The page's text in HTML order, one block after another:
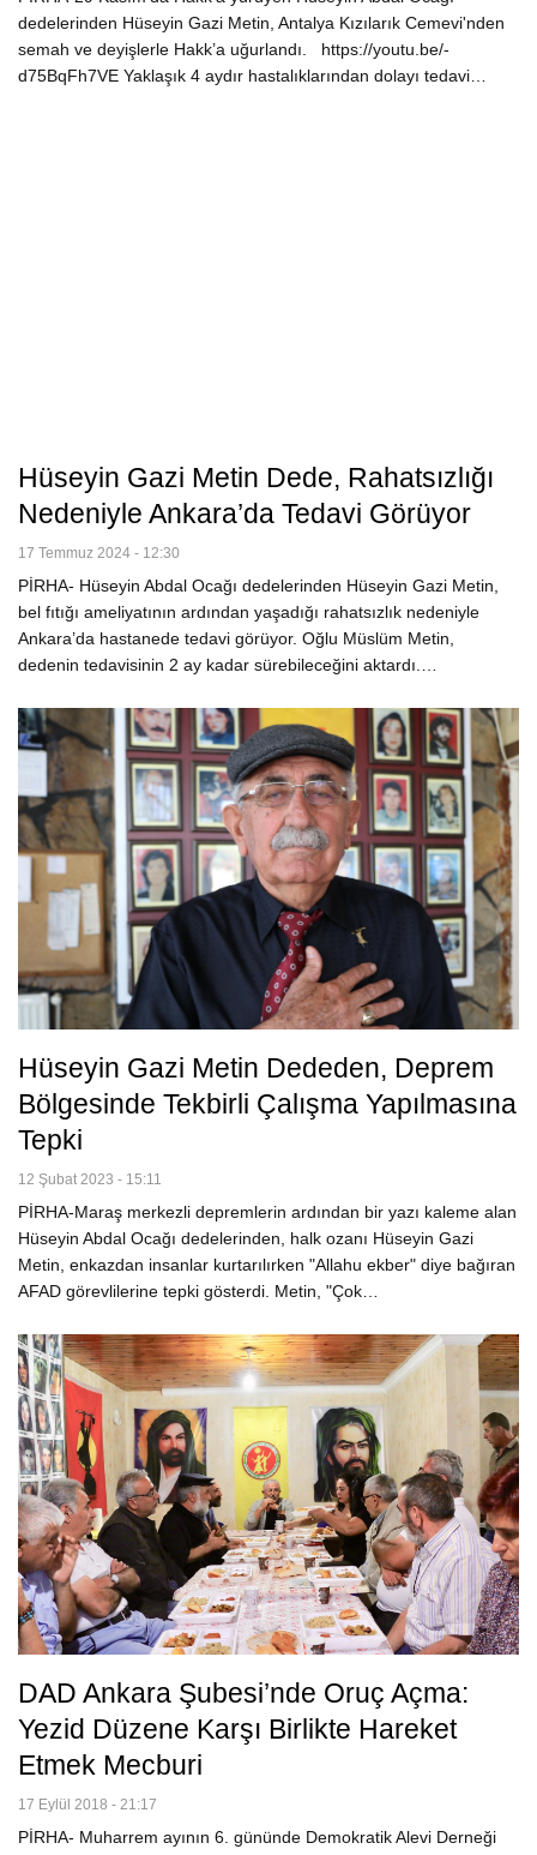
dedelerinden Hüseyin Gazi Metin, Antalya Kızılarık Cemevi'nden
semah ve deyişlerle Hakk’a uğurlandı. https://youtu.be/-
d75BqFh7VE Yaklaşık 4 aydır hastalıklarından dolayı tedavi…
Hüseyin Gazi Metin Dede, Rahatsızlığı
Nedeniyle Ankara’da Tedavi Görüyor
17 Temmuz 2024 - 12:30
PİRHA- Hüseyin Abdal Ocağı dedelerinden Hüseyin Gazi Metin,
bel fıtığı ameliyatının ardından yaşadığı rahatsızlık nedeniyle
Ankara’da hastanede tedavi görüyor. Oğlu Müslüm Metin,
dedenin tedavisinin 2 ay kadar sürebileceğini aktardı.…
Hüseyin Gazi Metin Dededen, Deprem
Bölgesinde Tekbirli Çalışma Yapılmasına
Tepki
12 Şubat 2023 - 15:11
PİRHA-Maraş merkezli depremlerin ardından bir yazı kaleme alan
Hüseyin Abdal Ocağı dedelerinden, halk ozanı Hüseyin Gazi
Metin, enkazdan insanlar kurtarılırken "Allahu ekber" diye bağıran
AFAD görevlilerine tepki gösterdi. Metin, "Çok…
DAD Ankara Şubesi’nde Oruç Açma:
Yezid Düzene Karşı Birlikte Hareket
Etmek Mecburi
17 Eylül 2018 - 21:17
PİRHA- Muharrem ayının 6. gününde Demokratik Alevi Derneği